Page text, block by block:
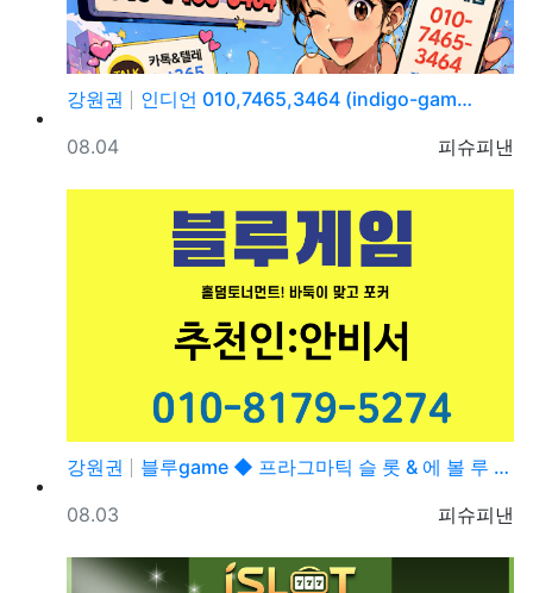
강원권
인디언 010,7465,3464 (indigo-gam…
등록자
피슈피낸
등록일
08.04
강원권
블루game ◆ 프라그마틱 슬 롯 & 에 볼 루 션 ◆…
등록자
피슈피낸
등록일
08.03